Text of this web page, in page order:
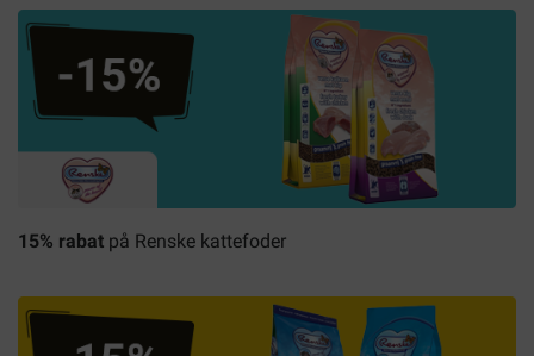
15% rabat på Renske kattefoder